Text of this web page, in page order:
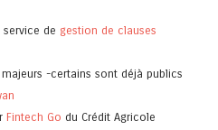
service de gestion de clauses
-certains sont déjà publics
Fintech Go du Crédit Agricole